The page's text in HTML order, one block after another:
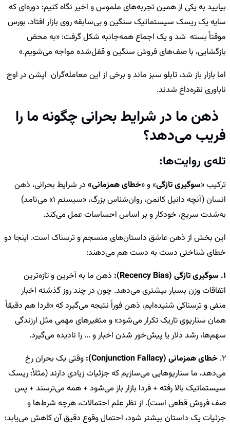
بیایید به یکی از همین تجربه‌های ملموس و اخیر نگاه کنیم: دوره‌ای که
سایه یک ریسک سیستماتیک سنگین و بی‌سابقه روی بازار افتاد، بورس
موقتاً بسته شد و یک اجماع همه‌جانبه شکل گرفت: «به محض
بازگشایی، با صف‌های فروش سنگین و قفل‌شده مواجه می‌شویم.»
اما بازار باز شد، تابلو سبز ماند و برخی از این معامله‌گران اپشن در اوج
ناباوری نقره‌داغ شدند.
ذهن ما در شرایط بحرانی چگونه ما را
فریب می‌دهد؟
تله‌ی روایت‌ها:
ترکیب «سوگیری تازگی» و «خطای همزمانی» در شرایط بحرانی، ذهن
انسان (آنچه دانیل کانمن، روان‌شناس بزرگ، «سیستم 1» می‌نامد)
به‌شدت سریع، خودکار و بر اساس احساسات عمل می‌کند.
این بخش از ذهن عاشق داستان‌های منسجم و ترسناک است. اینجا دو
خطای شناختی دست به دست هم می‌دهند:
1. سوگیری تازگی (Recency Bias):
ذهن ما به آخرین و تازه‌ترین
اتفاقات وزن بسیار بیشتری می‌دهد. چون در چند روز گذشته اخبار
منفی و ترسناکی شنیده‌ایم، ذهن فوراً نتیجه می‌گیرد که «فردا هم دقیقاً
همان سناریوی تاریک تکرار می‌شود» و متغیرهای مهمی مثل ارزندگی
سهم‌ها، رشد دلار یا پیش‌خور شدن اخبار و ... را نادیده می‌گیرد.
2. خطای همزمانی (Conjunction Fallacy):
وقتی یک بحران رخ
می‌دهد، ما سناریوهایی می‌سازیم که جزئیات زیادی دارند (مثلاً: ریسک
سیستماتیک بالا رفته + فردا بازار باز می‌شود + همه می‌ترسند + پس
صف فروش قطعی است). از نظر علم احتمالات، هرچه شرط‌ها و
جزئیات یک داستان بیشتر شود، احتمال وقوع دقیق آن کاهش می‌یابد؛